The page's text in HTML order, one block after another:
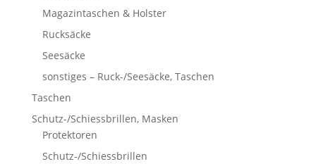
Magazintaschen & Holster
Rucksäcke
Seesäcke
sonstiges – Ruck-/Seesäcke, Taschen
Taschen
Schutz-/Schiessbrillen, Masken
Protektoren
Schutz-/Schiessbrillen